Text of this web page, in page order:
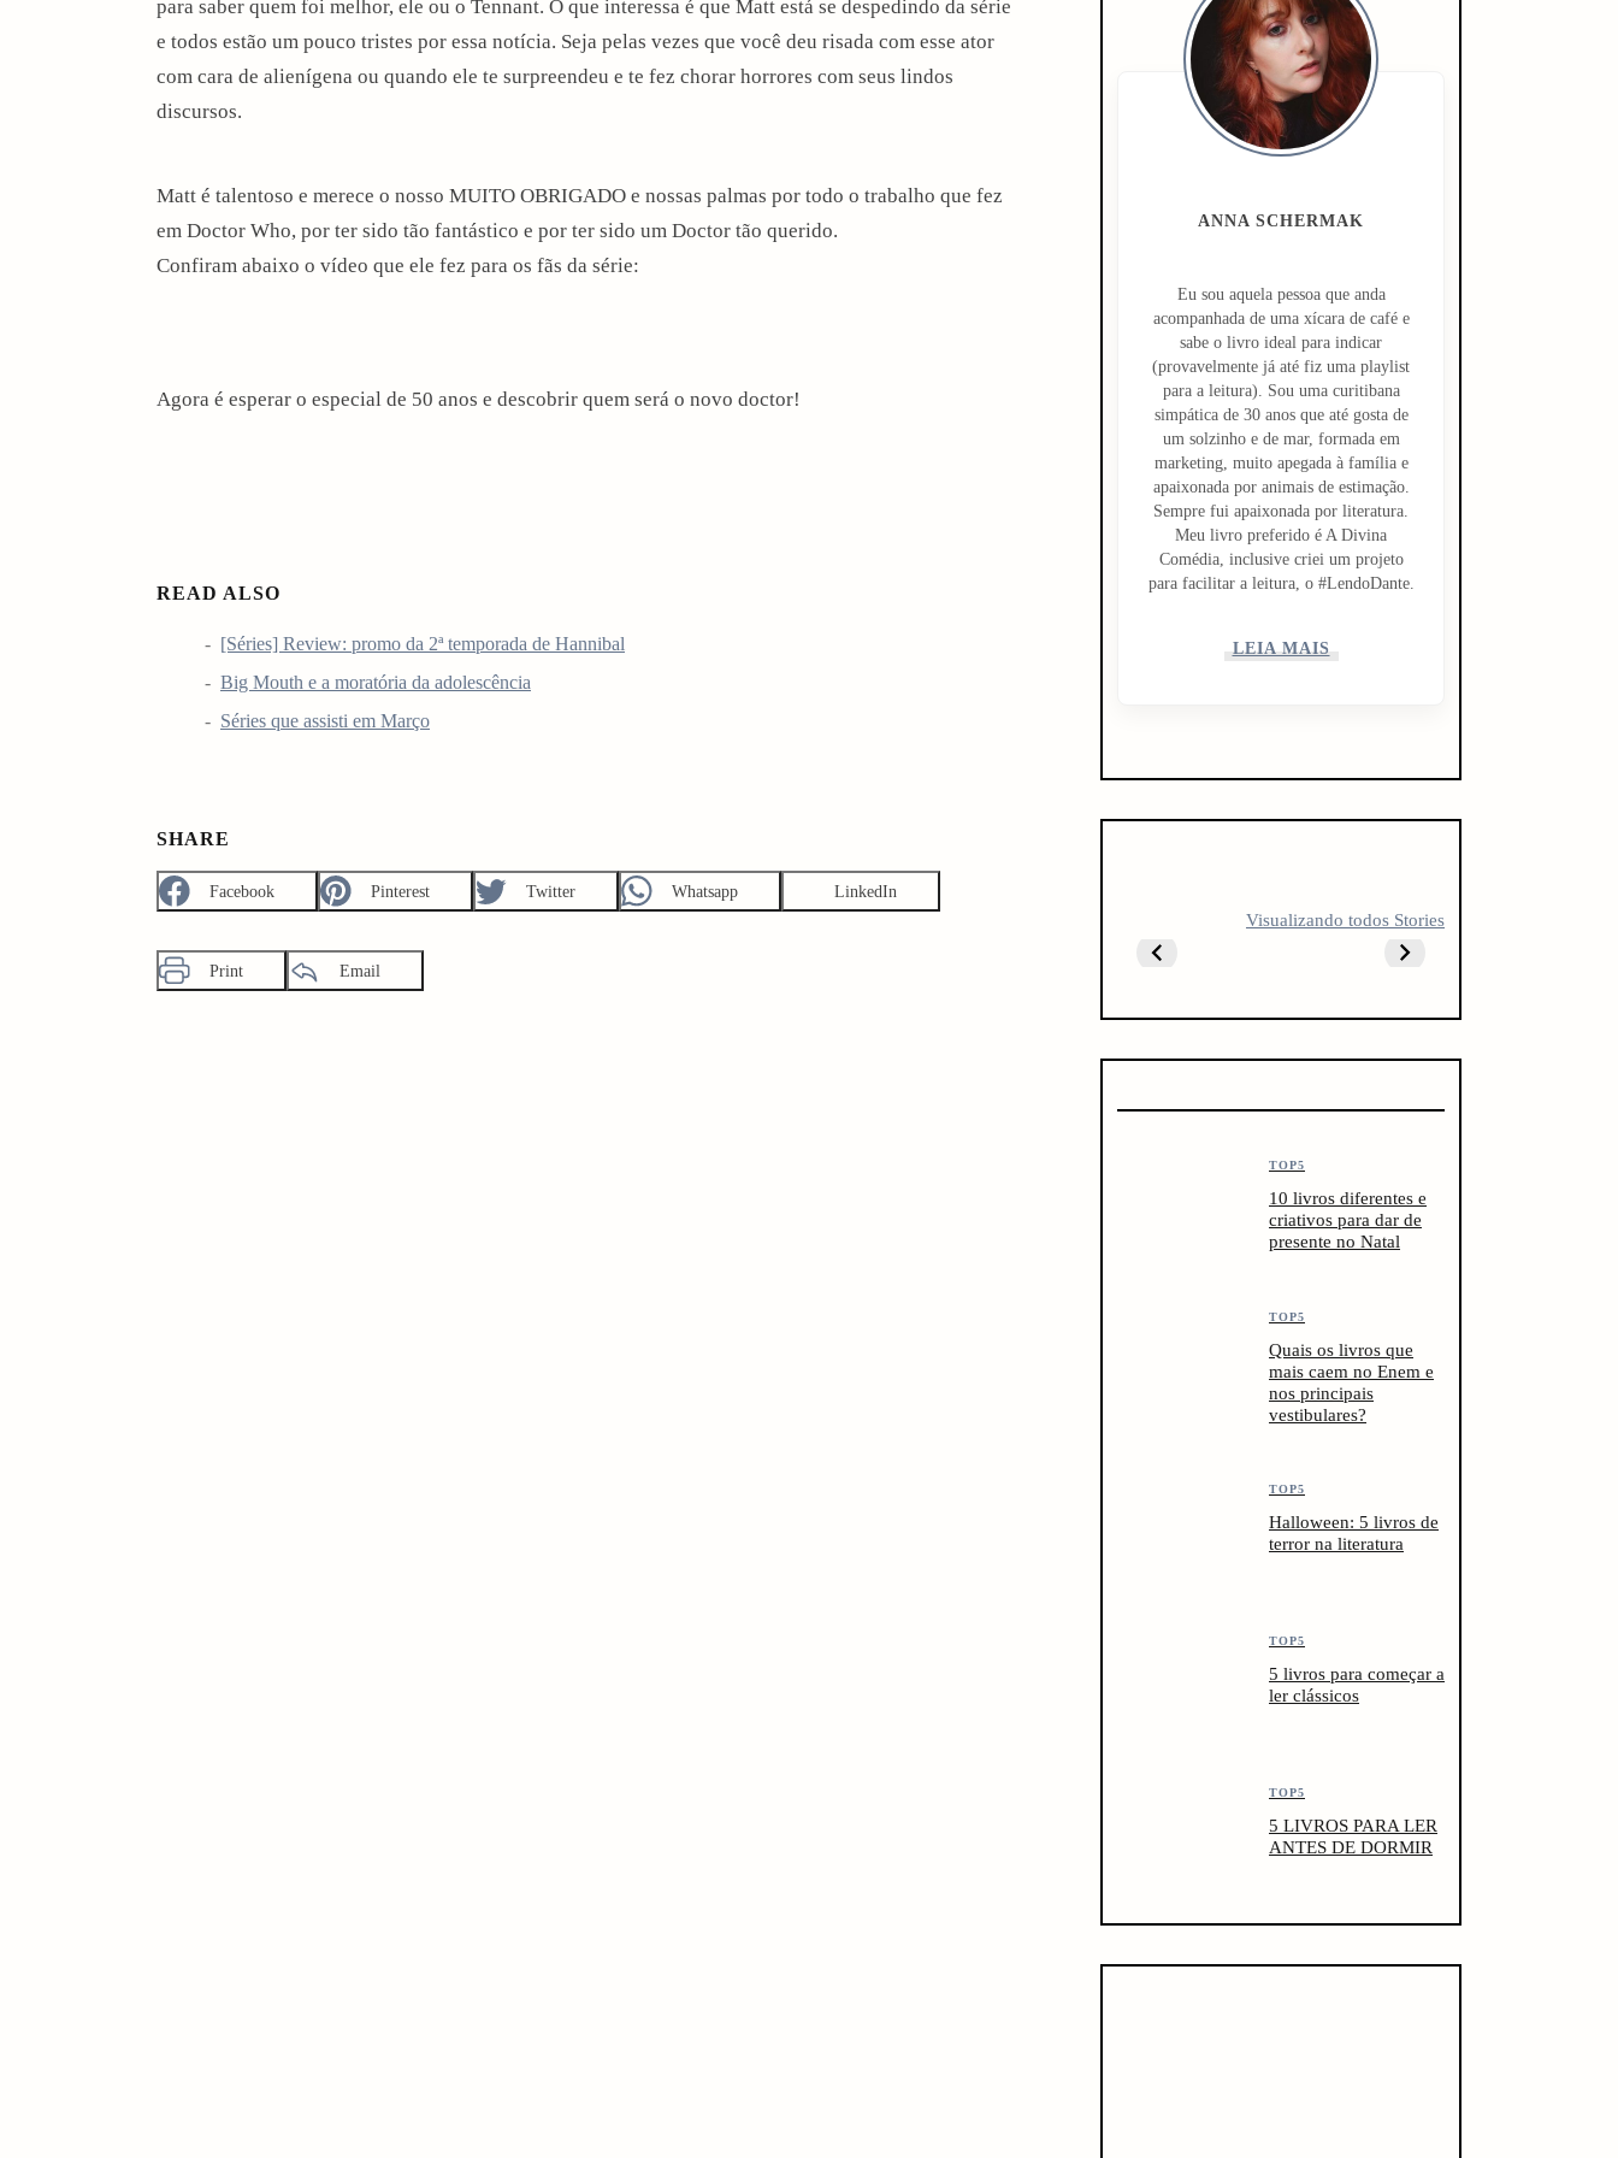
para saber quem foi melhor, ele ou o Tennant. O que interessa é que Matt está se despedindo da série
e todos estão um pouco tristes por essa notícia. Seja pelas vezes que você deu risada com esse ator
com cara de alienígena ou quando ele te surpreendeu e te fez chorar horrores com seus lindos
discursos.
Matt é talentoso e merece o nosso MUITO OBRIGADO e nossas palmas por todo o trabalho que fez
em Doctor Who, por ter sido tão fantástico e por ter sido um Doctor tão querido.
Confiram abaixo o vídeo que ele fez para os fãs da série:
Agora é esperar o especial de 50 anos e descobrir quem será o novo doctor!
READ ALSO
[Séries] Review: promo da 2ª temporada de Hannibal
Big Mouth e a moratória da adolescência
Séries que assisti em Março
SHARE
Facebook Pinterest Twitter Whatsapp LinkedIn
Print Email
ANNA SCHERMAK
Eu sou aquela pessoa que anda
acompanhada de uma xícara de café e
sabe o livro ideal para indicar
(provavelmente já até fiz uma playlist
para a leitura). Sou uma curitibana
simpática de 30 anos que até gosta de
um solzinho e de mar, formada em
marketing, muito apegada à família e
apaixonada por animais de estimação.
Sempre fui apaixonada por literatura.
Meu livro preferido é A Divina
Comédia, inclusive criei um projeto
para facilitar a leitura, o #LendoDante.
LEIA MAIS
Visualizando todos Stories
OBCECADO
TODO
CREATOR
TOP5
10 livros diferentes e
criativos para dar de
presente no Natal
TOP5
Quais os livros que
mais caem no Enem e
nos principais
vestibulares?
TOP5
Halloween: 5 livros de
terror na literatura
TOP5
5 livros para começar a
ler clássicos
TOP5
5 LIVROS PARA LER
ANTES DE DORMIR